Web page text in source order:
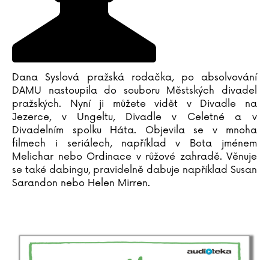
Mária Schwingerová
Henryk Sienkiewicz
Dušan Sitek
Zuzana Slavíková
Teylor Smirl
Timothy Snyder
Alexandr Solženicyn
Pavel Soukup
Michal Stalmach
Adrianna Staniszewska
Urszula Staniszewska
Tanja Steinbach
John Steinbeck
Dana Syslová pražská rodačka, po absolvování
DAMU nastoupila do souboru Městských divadel
pražských. Nyní ji můžete vidět v Divadle na
Jezerce, v Ungeltu, Divadle v Celetné a v
Divadelním spolku Háta. Objevila se v mnoha
filmech i seriálech, například v Bota jménem
Melichar nebo Ordinace v růžové zahradě. Věnuje
se také dabingu, pravidelně dabuje například Susan
Sarandon nebo Helen Mirren.